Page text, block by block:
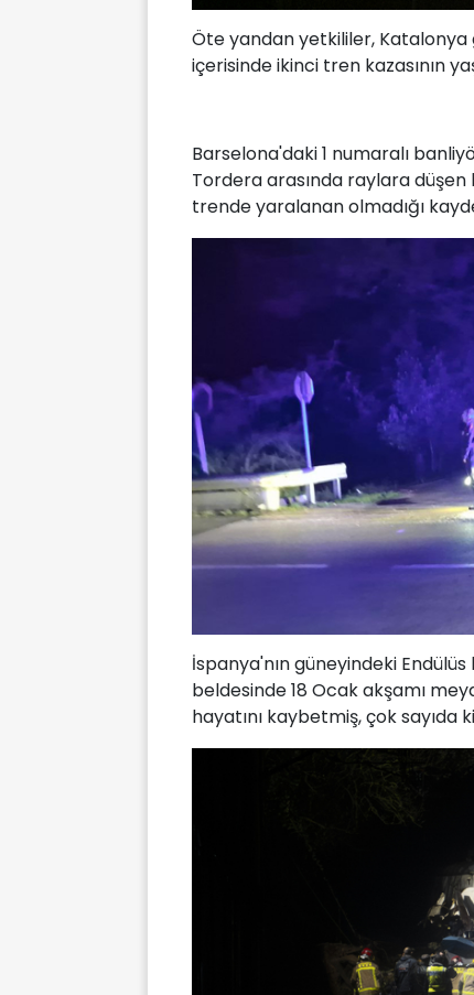
Öte yandan yetkililer, Katalonya
içerisinde ikinci tren kazasının
Barselona'daki 1 numaralı
Tordera arasında raylara düşen
trende yaralanan olmadığı
İspanya'nın güneyindeki
beldesinde 18 Ocak akşamı
hayatını kaybetmiş, çok sayıda